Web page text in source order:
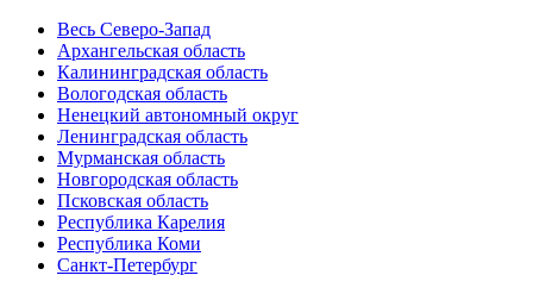
Весь Северо-Запад
Архангельская область
Калининградская область
Вологодская область
Ненецкий автономный округ
Ленинградская область
Мурманская область
Новгородская область
Псковская область
Республика Карелия
Республика Коми
Санкт-Петербург